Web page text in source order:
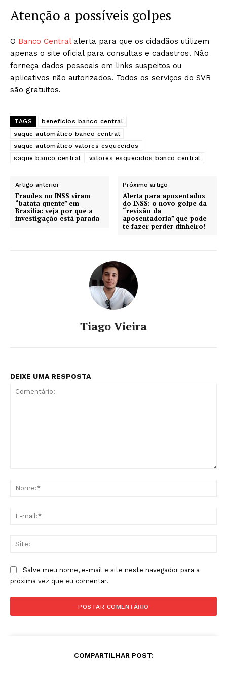
Atenção a possíveis golpes
O Banco Central alerta para que os cidadãos utilizem
apenas o site oficial para consultas e cadastros. Não
forneça dados pessoais em links suspeitos ou
aplicativos não autorizados. Todos os serviços do SVR
são gratuitos.
TAGS
benefícios banco central
saque automático banco central
saque automático valores esquecidos
saque banco central
valores esquecidos banco central
Artigo anterior
Fraudes no INSS viram
“batata quente” em
Brasília: veja por que a
investigação está parada
Próximo artigo
Alerta para aposentados
do INSS: o novo golpe da
“revisão da
aposentadoria” que pode
te fazer perder dinheiro!
Tiago Vieira
DEIXE UMA RESPOSTA
Salve meu nome, e-mail e site neste navegador para a
próxima vez que eu comentar.
COMPARTILHAR POST: